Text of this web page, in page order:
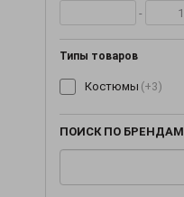
-
Типы товаров
Костюмы (+3)
ПОИСК ПО БРЕНДАМ